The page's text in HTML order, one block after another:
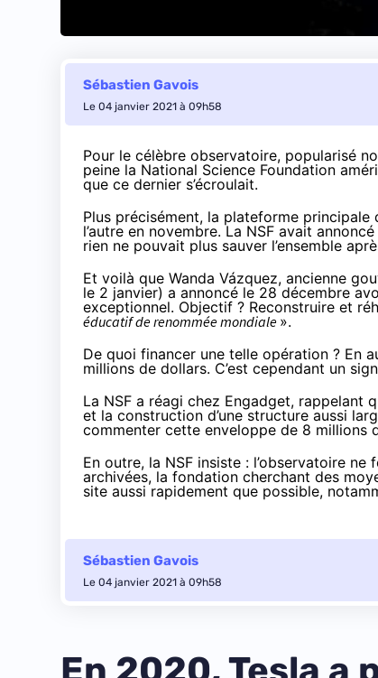
Sébastien Gavois
Le 04 janvier 2021 à 09h58
Pour le célèbre observatoire, popularisé
peine la National Science Foundation
que ce dernier s’écroulait.
Plus précisément, la plateforme principale
l’autre en novembre. La NSF avait
rien ne pouvait plus sauver l’ensemble
Et voilà que Wanda Vázquez, ancienne
le 2 janvier) a annoncé le 28 décembre
exceptionnel. Objectif ? Reconstruire et
éducatif de renommée mondiale ».
De quoi financer une telle opération ? En
millions de dollars. C’est cependant un
La NSF a réagi chez Engadget, rappelant
et la construction d’une structure aussi
commenter cette enveloppe de 8 millions
En outre, la NSF insiste : l’observatoire
archivées, la fondation cherchant des
site aussi rapidement que possible,
Sébastien Gavois
Le 04 janvier 2021 à 09h58